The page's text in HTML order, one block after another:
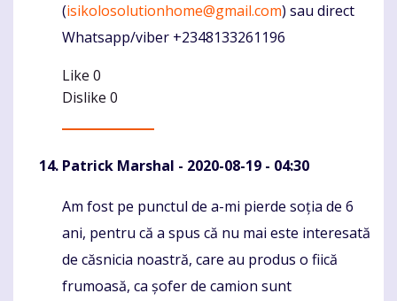
(isikolosolutionhome@gmail.com) sau direct
Whatsapp/viber +2348133261196
Like 0
Dislike 0
Patrick Marshal - 2020-08-19 - 04:30
Komentaras
Am fost pe punctul de a-mi pierde soția de 6
ani, pentru că a spus că nu mai este interesată
de căsnicia noastră, care au produs o fiică
frumoasă, ca șofer de camion sunt